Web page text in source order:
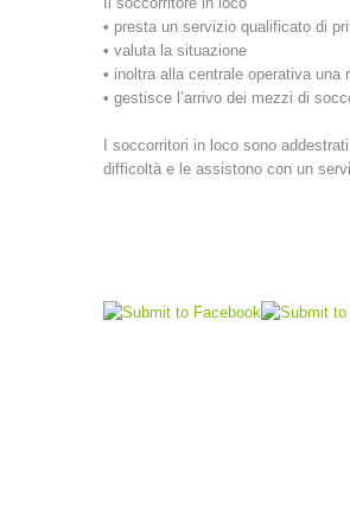
• presta un servizio qualificato di
• valuta la situazione
• inoltra alla centrale operativa una
• gestisce l’arrivo dei mezzi di
I soccorritori in loco sono
difficoltà e le assistono con un